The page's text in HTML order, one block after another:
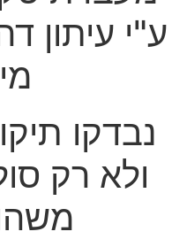
ע"י עיתון
נבדקו
ולא רק